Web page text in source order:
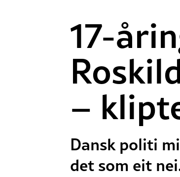
17-
–
Dansk politi
det som eit